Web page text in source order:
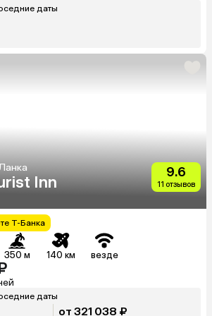
даты
Inn
9.6
11 отзывов
Т-Банка
350 м 140 км везде
даты
от 321 038 ₽